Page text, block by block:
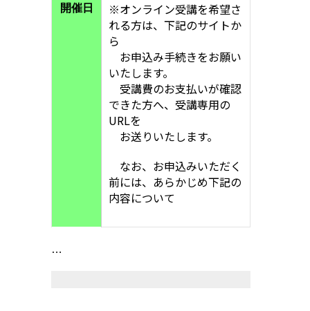
開催日
※オンライン受講を希望さ
れる方は、下記のサイトか
ら
お申込み手続きをお願い
いたします。
受講費のお支払いが確認
できた方へ、受講専用の
URLを
お送りいたします。
なお、お申込みいただく
前には、あらかじめ下記の
内容について
…